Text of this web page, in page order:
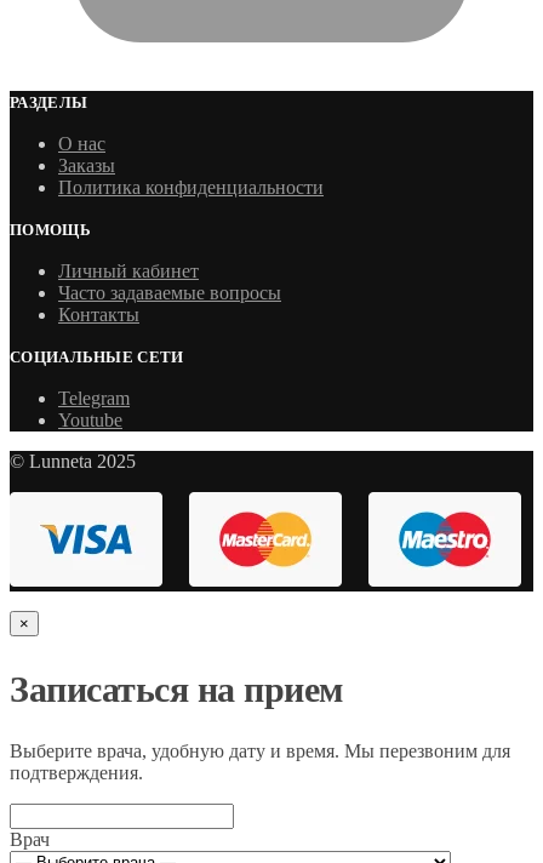
РАЗДЕЛЫ
О нас
Заказы
Политика конфиденциальности
ПОМОЩЬ
Личный кабинет
Часто задаваемые вопросы
Контакты
СОЦИАЛЬНЫЕ СЕТИ
Telegram
Youtube
© Lunneta 2025
×
Записаться на прием
Выберите врача, удобную дату и время. Мы перезвоним для
подтверждения.
Врач